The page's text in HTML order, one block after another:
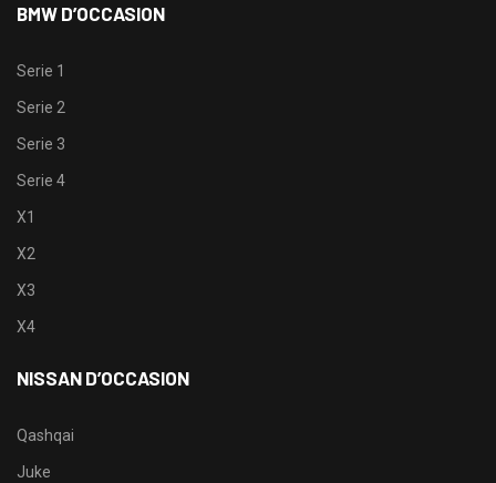
BMW D’OCCASION
Serie 1
Serie 2
Serie 3
Serie 4
X1
X2
X3
X4
NISSAN D’OCCASION
Qashqai
Juke